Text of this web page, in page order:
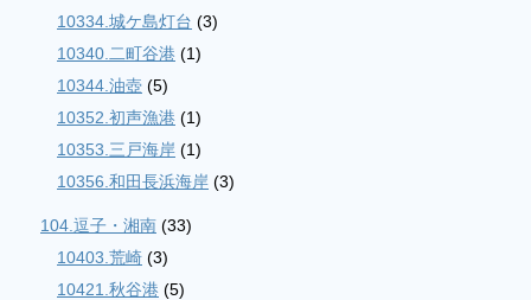
10334.城ケ島灯台 (3)
10340.二町谷港 (1)
10344.油壺 (5)
10352.初声漁港 (1)
10353.三戸海岸 (1)
10356.和田長浜海岸 (3)
104.逗子・湘南 (33)
10403.荒崎 (3)
10421.秋谷港 (5)